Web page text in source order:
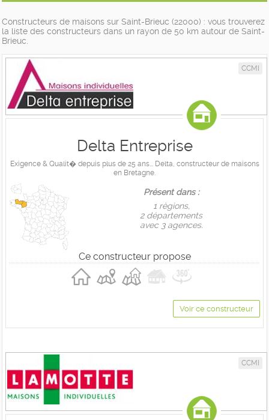
Constructeurs de maisons sur Saint-Brieuc (22000) : vous trouverez
la liste des constructeurs dans un rayon de 50 km autour de Saint-
Brieuc.
CCMI
Delta Entreprise
Exigence & Qualit� depuis plus de 25 ans... Delta, constructeur de maisons
en Bretagne.
Présent dans :
1 règions,
2 départements
avec 3 agences.
Ce constructeur propose
Voir ce constructeur
CCMI